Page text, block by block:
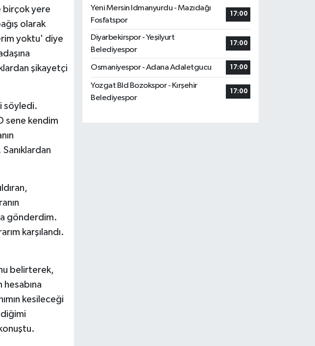
birçok yere
olarak
yoktu' diye
şikayetçi
söyledi.
sene kendim
gönderdim.
karşılandı.
belirterek,
kesileceği
Yeni Mersin Idmanyurdu - Mazıdağı
Fosfatspor
17:00
Diyarbekirspor - Yeşilyurt
Belediyespor
17:00
Osmaniyespor - Adana Adaletgucu 17:00
Yozgat Bld Bozokspor - Kırşehir
Belediyespor
17:00